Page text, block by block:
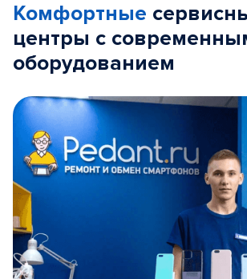
Комфортные
центры с
оборудованием